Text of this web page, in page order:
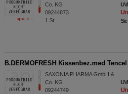
Co. KG
09244873
1 St
B.DERMOFRESH Kissenbez.med
SAXONIA PHARMA GmbH &
Co. KG
09244749